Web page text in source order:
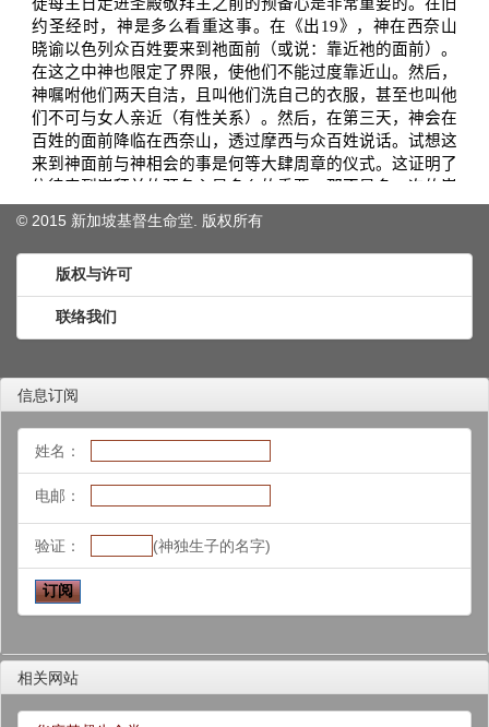
© 2015 新加坡基督生命堂. 版权所有
版权与许可
联络我们
信息订阅
姓名：
电邮：
验证： (神独生子的名字)
相关网站